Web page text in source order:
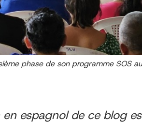
phase de son programme SOS
en espagnol de ce blog